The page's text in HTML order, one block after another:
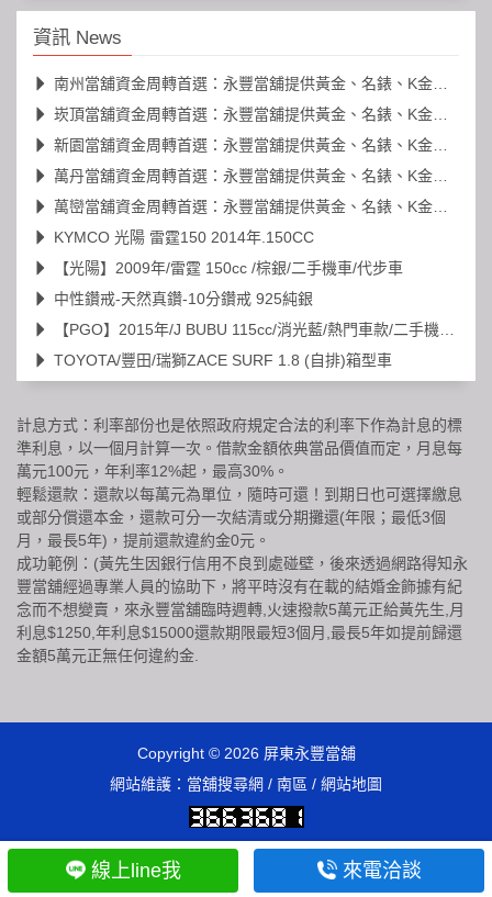
資訊 News
南州當舖資金周轉首選：永豐當舖提供黃金、名錶、K金高價典當
崁頂當舖資金周轉首選：永豐當舖提供黃金、名錶、K金高價典當
新園當舖資金周轉首選：永豐當舖提供黃金、名錶、K金高價典當
萬丹當舖資金周轉首選：永豐當舖提供黃金、名錶、K金高價典當
萬巒當舖資金周轉首選：永豐當舖提供黃金、名錶、K金高價典當
KYMCO 光陽 雷霆150 2014年.150CC
【光陽】2009年/雷霆 150cc /棕銀/二手機車/代步車
中性鑽戒-天然真鑽-10分鑽戒 925純銀
【PGO】2015年/J BUBU 115cc/消光藍/熱門車款/二手機車/代步車
TOYOTA/豐田/瑞獅ZACE SURF 1.8 (自排)箱型車
計息方式：利率部份也是依照政府規定合法的利率下作為計息的標
準利息，以一個月計算一次。借款金額依典當品價值而定，月息每
萬元100元，年利率12%起，最高30%。
輕鬆還款：還款以每萬元為單位，隨時可還！到期日也可選擇繳息
或部分償還本金，還款可分一次結清或分期攤還(年限；最低3個
月，最長5年)，提前還款違約金0元。
成功範例：(黃先生因銀行信用不良到處碰壁，後來透過網路得知永
豐當舖經過專業人員的協助下，將平時沒有在載的結婚金飾據有紀
念而不想變賣，來永豐當舖臨時週轉,火速撥款5萬元正給黃先生,月
利息$1250,年利息$15000還款期限最短3個月,最長5年如提前歸還
金額5萬元正無任何違約金.
Copyright © 2026 屏東永豐當舖
網站維護： 當舖搜尋網 / 南區 / 網站地圖
線上line我 來電洽談